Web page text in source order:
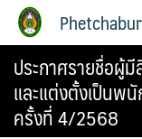
ประกาศรายชื่อผู้
และแต่งตั้งเป็นพ
ครั้งที่ 4/2568